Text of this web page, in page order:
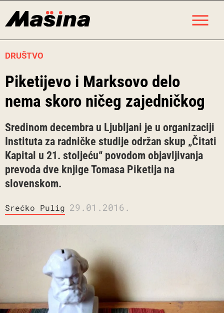
DRUŠTVO
Piketijevo i Marksovo delo
nema skoro ničeg zajedničkog
Sredinom decembra u Ljubljani je u organizaciji
Instituta za radničke studije održan skup „Čitati
Kapital u 21. stoljeću“ povodom objavljivanja
prevoda dve knjige Tomasa Piketija na
slovenskom.
Srećko Pulig 29.01.2016.